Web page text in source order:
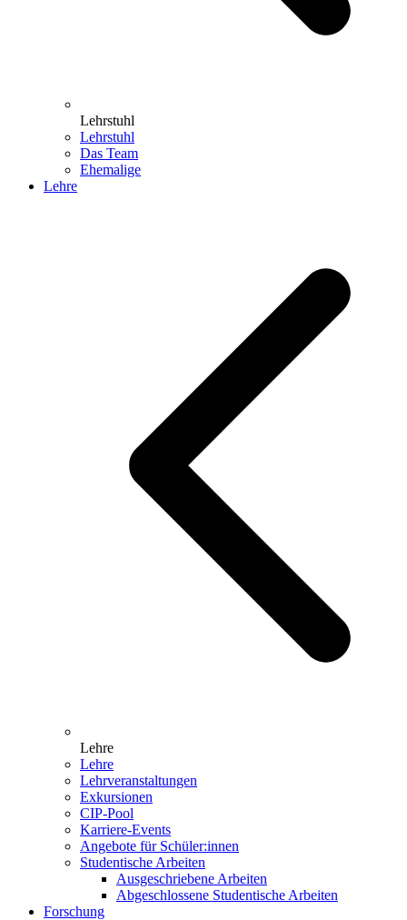
Lehrstuhl
Lehrstuhl
Das Team
Ehemalige
Lehre
Lehre
Lehre
Lehrveranstaltungen
Exkursionen
CIP-Pool
Karriere-Events
Angebote für Schüler:innen
Studentische Arbeiten
Ausgeschriebene Arbeiten
Abgeschlossene Studentische Arbeiten
Forschung